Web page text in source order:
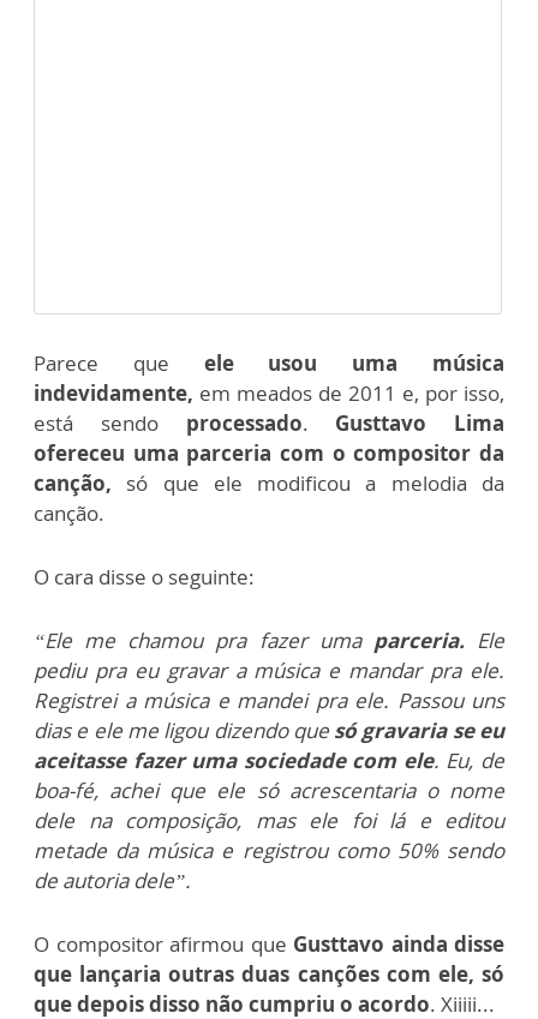
Parece que ele usou uma música
indevidamente, em meados de 2011 e, por isso,
está sendoprocessado. Gusttavo Lima
ofereceu uma parceria com o compositor da
canção, só que ele modificou a melodia da
canção.
O cara disse o seguinte:
“Ele me chamou pra fazer uma parceria.Ele
pediu pra eu gravar a música e mandar pra ele.
Registrei a música e mandei pra ele. Passou uns
dias e ele me ligou dizendo que só gravaria se eu
aceitasse fazer uma sociedade com ele. Eu, de
boa-fé, achei que ele só acrescentaria o nome
dele na composição, mas ele foi lá e editou
metade da música e registrou como 50% sendo
de autoria dele”.
O compositor afirmou que Gusttavo ainda disse
que lançaria outras duas canções com ele, só
que depois disso não cumpriu o acordo. Xiiiii...